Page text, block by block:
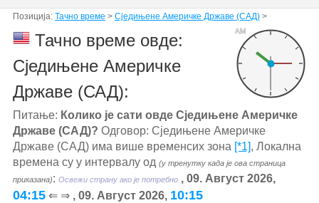
Позиција: Тачно време > Сједињене Америчке Државе (САД)>
AM
Тачно време овде:
Сједињене Америчке
Државе (САД):
Питање: Колико је сати овде Сједињене Америчке
Државе (САД)? Одговор: Сједињене Америчке
Државе (САД) има више временсих зона [*1], Локална
времена су у интервалу од (у тренутку када је ова страница
приказана): Освежи страну ако је потребно , 09. Август 2026,
04:15 ⇐ ⇒ , 09. Август 2026, 10:15